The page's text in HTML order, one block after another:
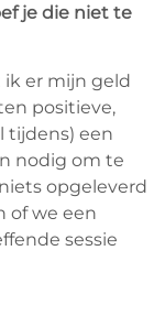
je die niet te
ik er mijn geld
positieve,
tijdens) een
nodig om te
opgeleverd
of we een
sessie